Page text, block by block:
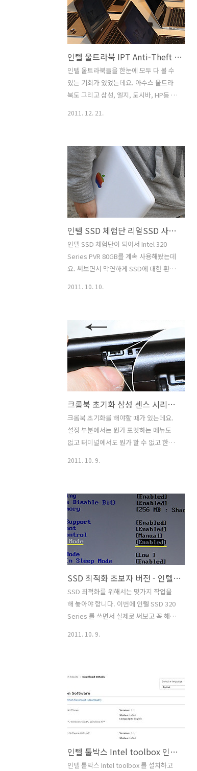
나온 제품 입니다. 물론 데스크탑에서도
사용이 가능하지만, 지금 SSD가 예전과
는 다르게 공격적으로 나오고 있기 때문
에 지금은 포지션을 생각해보면 노트북
이외에는 없군요. 데스크탑에서의 사용은
저도 직접 해보았지만, 쓰고 지우는 양이
많아지고 오래 사용하다보면 7200RPM
의 일반 하드디스크보다 크게 다르지 않
하..
인텔 울트라북 IPT Anti-Theft Technology 기술 시연
인텔 울트라북들을 한눈에 모두 다 볼 수
있는 기회가 있었는데요. 아수스 울트라
북도 그리고 삼성, 엘지, 도시바, HP등 다
트라북은 이제 드디어 노트북 같은 제품
을 만나볼 수 있는 첫 시작인지도 모르겠
습니다. 작고 휴대하기 편하면서도 배터
리 시간이 길고 성능도 좋은 거기다가 덤
으로 보안능력도 띄어난 것을 핵심으로
잡고 나온 것 이니까요. 아수스 울트라북
은 처음에 봤을 때 맥북에어와 거의 닮아
있고 크기 또한 비슷해서 많은 사용자들
이 관심을 많이 가졌는데요. 대부분 울트
라북들이 배터리를 내장시켜서 크기를 더
작게 만들고 SSD를 사용해서 느린 속도
라북의 ..
2011. 12. 21.
인텔 SSD 체험단 리얼SSD 사이트 소개 및 노트북 시스템 소개
인텔 SSD 체험단이 되어서 Intel 320
Series PVR 80GB를 계속 사용해왔는데
요. 써보면서 막연하게 SSD에 대한 환상
네요. 인텔 SSD를 사용 후 가장 좋은 점은
성능도 올라갔지만 노트북 사용중에 자리
이동이나 충격등에도 스트레스를 받지 않
게 됬다는 점 입니다. 노트북의 하드디스
크경우 일반 하드디스크보다 좀 더 중력
가속도에 잘견디도록 되어있지만 물론 이
건 견디는것 뿐이고 계속 충격을 받거나
시간이 지날수록 내구도는 약해지게 됩니
다. 하드디스크 내의 자료를 기억하는 플
래터의 자력의 수명자체는 길지만 다른
2011. 10. 10.
크롬북 초기화 삼성 센스 시리즈5 크롬북 포멧
크롬북 초기화를 해야할 때가 있는데요.
설정 부분에서는 뭔가 포멧하는 메뉴도
없고 터미널에서도 뭔가 할 수 없고 한데
론 SSD 내부에 있는 내용도 모두 초기화
가 되니 중요한 데이터는 꼭 백업을 해야
합니다. 쉽게 백업하는 방법이라면 클라
우드 서비스등에 파일을 모두 업로드해버
리는 방법입니다. 지금부터 그럼 삼성 센
스 시리즈5 크롬북을 초기화 하는 방법에
대해서 알아보겠습니다. 먼저 전원버튼을
계속 눌러서 (4초 이상) 전원을 완전히 끕
니다. 초기화 하는 과정중에 전원이 꺼지
는것을 막기 위해서 배터리가 충분하지
않을 때는 어댑터를 꽂은상태로 진행 합
않..
2011. 10. 9.
SSD 최적화 초보자 버전 - 인텔 SSD 편
SSD 최적화를 위해서는 몇가지 작업을
해 놓아야 합니다. 이번에 인텔 SSD 320
Series 를 쓰면서 실제로 써보고 꼭 해야
이 저렴한 형태들은 모두 MLC 타입입니
다. 가격에서 경제성을 가지는 타입이죠.
다만 성능이나 안정성등이 SLC 타입에 비
해서는 떨어집니다. 수치상으로는 10배
정도의 차이가 있습니다. 물론 SLC 타입
은 상당히 고가입니다. MLC 도 물론 예전
에 비해서는 4K 의 속도를 많이 증가시키
고 프리징현상도 많이 사라졌으며 가격도
2011. 10. 9.
인텔 툴박스 Intel toolbox 인텔 SSD 점검 프로그램
인텔 툴박스 Intel toolbox 를 설치하고